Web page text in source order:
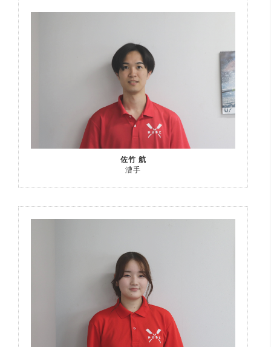
佐竹 航
漕手